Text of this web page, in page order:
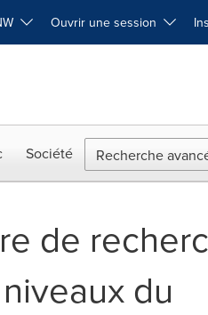
Ouvrir une session
Société Recherche
de
du